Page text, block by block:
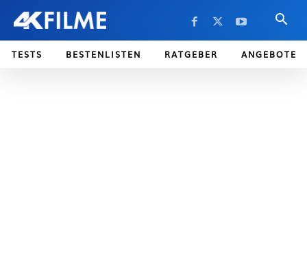
TESTS BESTENLISTEN RATGEBER ANGEBOTE